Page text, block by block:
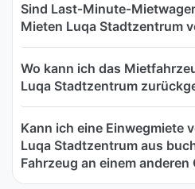
Sind
Mieten Luqa Stadtzentrum
Wo kann ich das
Luqa Stadtzentrum
Kann ich eine Einwegmiete
Luqa Stadtzentrum aus
Fahrzeug an einem